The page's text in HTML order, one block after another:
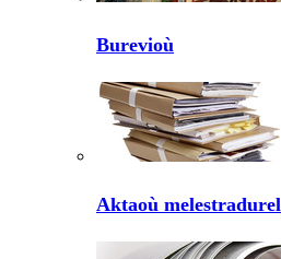
Burevioù
Aktaoù melestradurel